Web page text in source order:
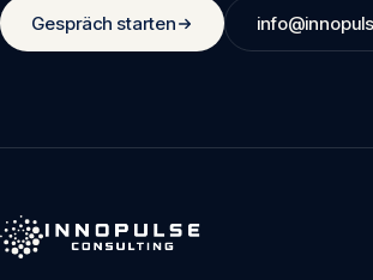
Gespräch starten